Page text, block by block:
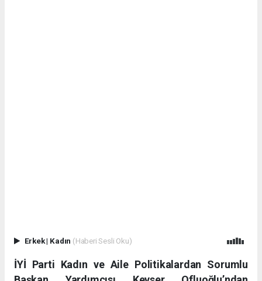
Erkek| Kadın (Haberi Sesli Oku)
İYİ Parti Kadın ve Aile Politikalardan Sorumlu